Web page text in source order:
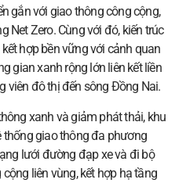
gắn với giao thông công cộng,
Net Zero. Cùng với đó, kiến trúc
hợp bền vững với cảnh quan
gian xanh rộng lớn liên kết liền
viên đô thị đến sông Đồng Nai.
xanh và giảm phát thải, khu
giao thông đa phương
lưới đường đạp xe và đi bộ
liên vùng, kết hợp hạ tầng